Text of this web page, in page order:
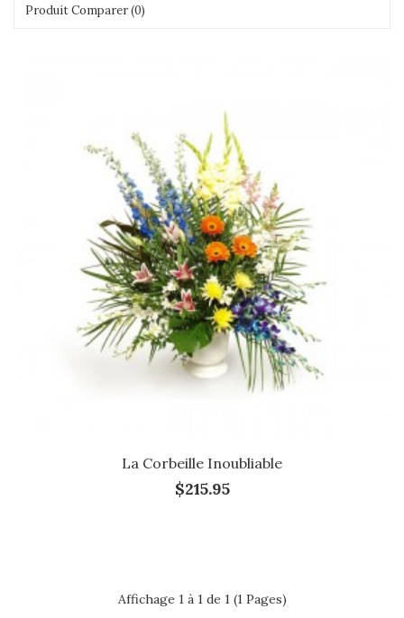
Produit Comparer (0)
La Corbeille Inoubliable
$215.95
Affichage 1 à 1 de 1 (1 Pages)